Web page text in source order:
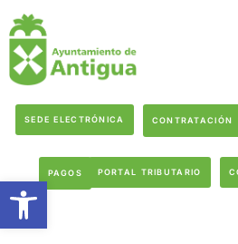
SEDE ELECTRÓNICA CONTRATACIÓN
PAGOS PORTAL TRIBUTARIO
Abrir barra de herramientas